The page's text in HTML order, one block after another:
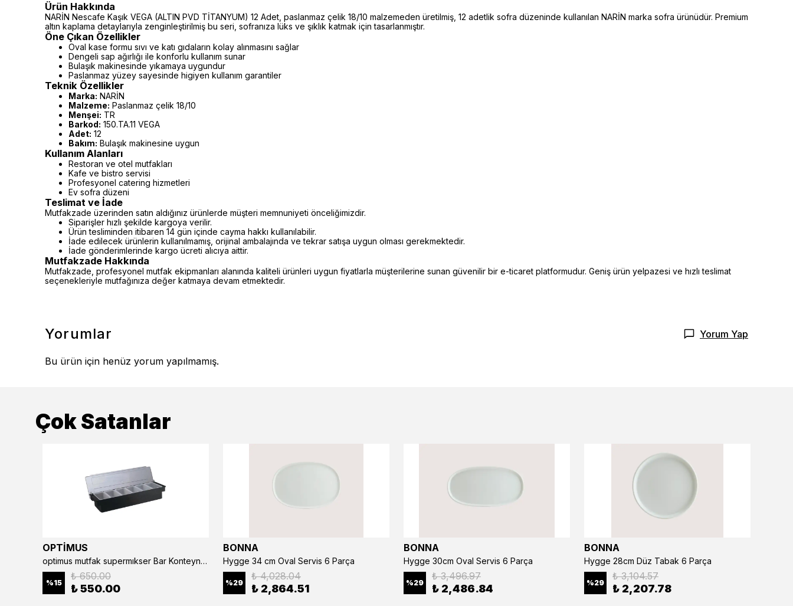
Ürün Hakkında
NARİN Nescafe Kaşık VEGA (ALTIN PVD TİTANYUM) 12 Adet, paslanmaz çelik 18/10 malzemeden üretilmiş, 12 adetlik sofra düzeninde kullanılan NARİN marka sofra ürünüdür. Premium
altın kaplama detaylarıyla zenginleştirilmiş bu seri, sofranıza lüks ve şıklık katmak için tasarlanmıştır.
Öne Çıkan Özellikler
Oval kase formu sıvı ve katı gıdaların kolay alınmasını sağlar
Dengeli sap ağırlığı ile konforlu kullanım sunar
Bulaşık makinesinde yıkamaya uygundur
Paslanmaz yüzey sayesinde higiyen kullanım garantiler
Teknik Özellikler
Marka: NARİN
Malzeme: Paslanmaz çelik 18/10
Menşei: TR
Barkod: 150.TA.11 VEGA
Adet: 12
Bakım: Bulaşık makinesine uygun
Kullanım Alanları
Restoran ve otel mutfakları
Kafe ve bistro servisi
Profesyonel catering hizmetleri
Ev sofra düzeni
Teslimat ve İade
Mutfakzade üzerinden satın aldığınız ürünlerde müşteri memnuniyeti önceliğimizdir.
Siparişler hızlı şekilde kargoya verilir.
Ürün tesliminden itibaren 14 gün içinde cayma hakkı kullanılabilir.
İade edilecek ürünlerin kullanılmamış, orijinal ambalajında ve tekrar satışa uygun olması gerekmektedir.
İade gönderimlerinde kargo ücreti alıcıya aittir.
Mutfakzade Hakkında
Mutfakzade, profesyonel mutfak ekipmanları alanında kaliteli ürünleri uygun fiyatlarla müşterilerine sunan güvenilir bir e-ticaret platformudur. Geniş ürün yelpazesi ve hızlı teslimat
seçenekleriyle mutfağınıza değer katmaya devam etmektedir.
Yorumlar Yorum Yap
Bu ürün için henüz yorum yapılmamış.
Çok Satanlar
OPTİMUS
optimus mutfak supermıkser Bar Konteyner 6'lı 50×16×9 cm Kapaklı Polikarbon Organizer Bar & Kafe
%15
₺ 650.00
₺ 550.00
BONNA
Hygge 34 cm Oval Servis 6 Parça
%29
₺ 4,028.04
₺ 2,864.51
BONNA
Hygge 30cm Oval Servis 6 Parça
%29
₺ 3,496.97
₺ 2,486.84
BONNA
Hygge 28cm Düz Tabak 6 Parça
%29
₺ 3,104.57
₺ 2,207.78